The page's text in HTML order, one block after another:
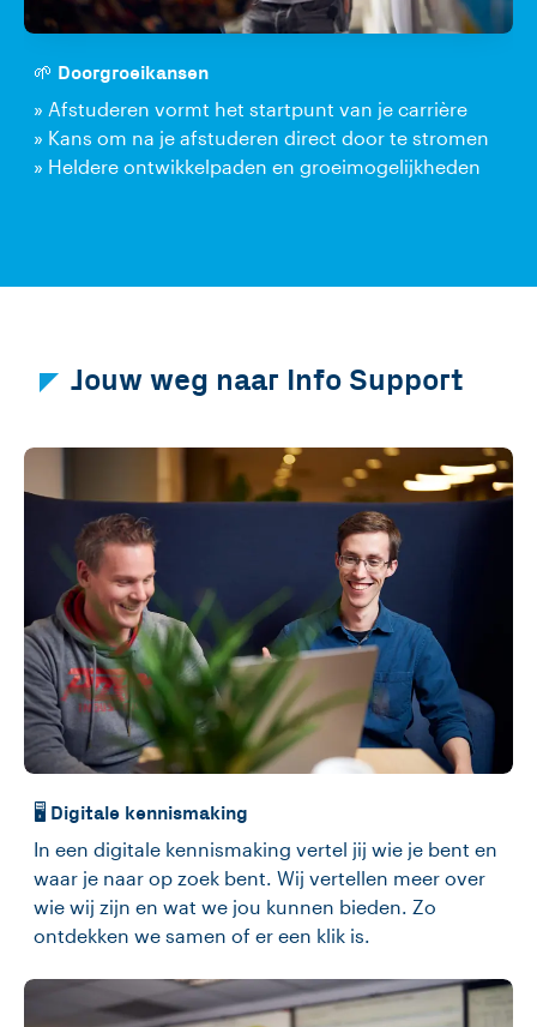
🌱 Doorgroeikansen
» Afstuderen vormt het startpunt van je carrière
» Kans om na je afstuderen direct door te stromen
» Heldere ontwikkelpaden en groeimogelijkheden
Jouw weg naar Info Support
🖥️ Digitale kennismaking
In een digitale kennismaking vertel jij wie je bent en
waar je naar op zoek bent. Wij vertellen meer over
wie wij zijn en wat we jou kunnen bieden. Zo
ontdekken we samen of er een klik is.